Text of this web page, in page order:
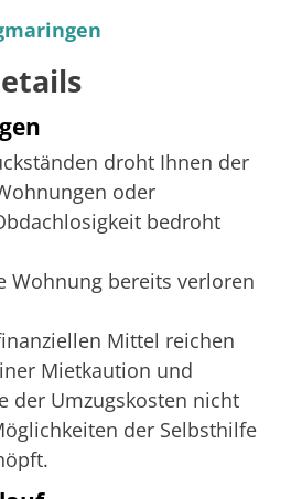
droht Ihnen der
oder
bedroht
Wohnung bereits verloren
Mittel reichen
Mietkaution und
der Umzugskosten nicht
der Selbsthilfe